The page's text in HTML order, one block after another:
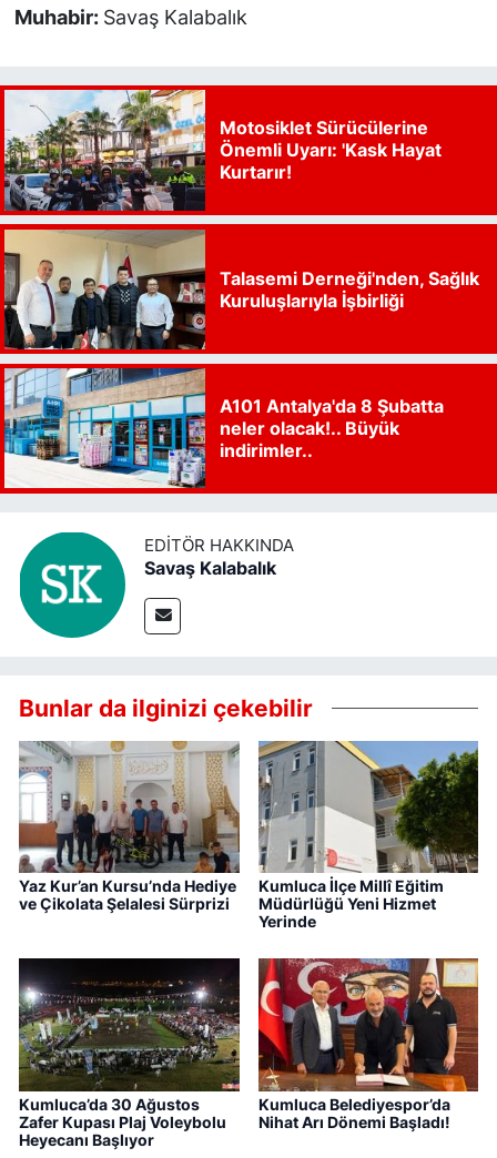
Muhabir: Savaş Kalabalık
Motosiklet Sürücülerine
Önemli Uyarı: 'Kask Hayat
Kurtarır!
Talasemi Derneği'nden, Sağlık
Kuruluşlarıyla İşbirliği
A101 Antalya'da 8 Şubatta
neler olacak!.. Büyük
indirimler..
EDITÖR HAKKINDA
Savaş Kalabalık
Bunlar da ilginizi çekebilir
Yaz Kur’an Kursu’nda Hediye
ve Çikolata Şelalesi Sürprizi
Kumluca İlçe Millî Eğitim
Müdürlüğü Yeni Hizmet
Yerinde
Kumluca’da 30 Ağustos
Zafer Kupası Plaj Voleybolu
Heyecanı Başlıyor
Kumluca Belediyespor’da
Nihat Arı Dönemi Başladı!